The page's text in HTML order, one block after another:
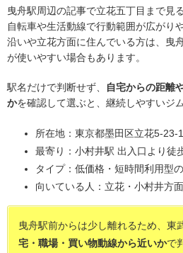
曳舟駅周辺の記事で立花五丁目まで見
自転車や生活動線で行動範囲が広がり
沿いや立花方面に住んでいる方は、曳
が使いやすい場合もあります。
駅名だけで判断せず、
自宅からの距離
かを確認して選ぶと、継続しやすいジ
所在地：東京都墨田区立花5-23-
最寄り：小村井駅 出入口より徒
タイプ：低価格・短時間利用型
向いている人：立花・小村井方
曳舟駅前からは少し離れるため、東
宅・職場・買い物動線から近いかで